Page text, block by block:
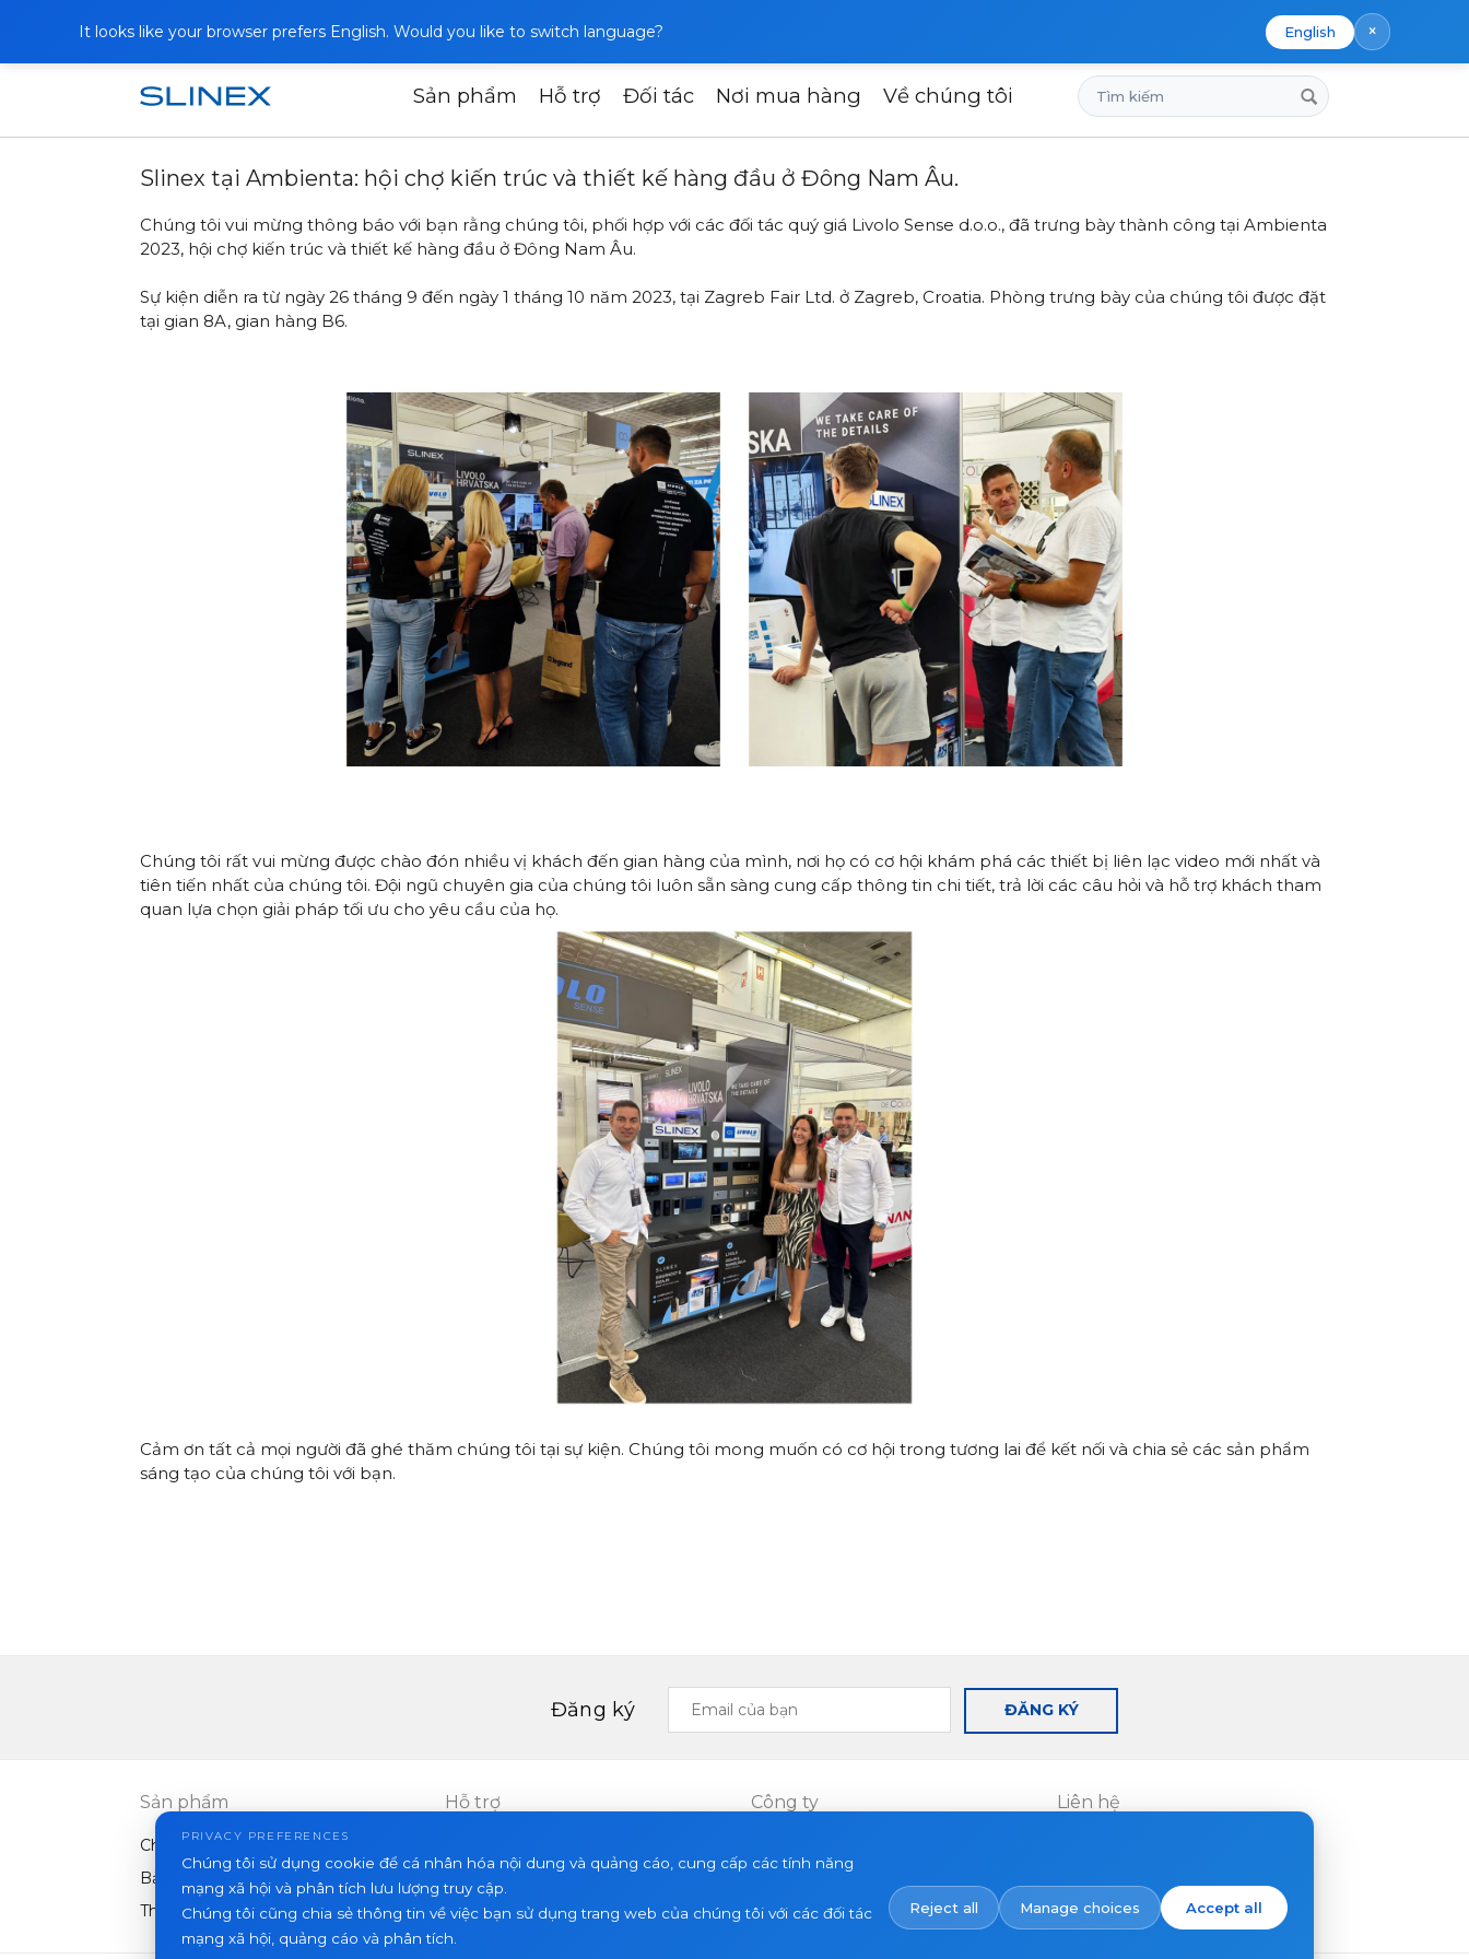
It looks like your browser prefers English. Would you like to switch language? English ×
Sản phẩm Hỗ trợ Đối tác Nơi mua hàng Về chúng tôi
Tìm
kiếm
Trang chủ Tin tức Slinex tại Ambienta: hội chợ kiến ​​trúc và thiết kế hàng đầu ở Đông Nam Âu.
Slinex tại Ambienta: hội chợ kiến ​​trúc và thiết kế hàng đầu ở Đông Nam Âu.
Chúng tôi vui mừng thông báo với bạn rằng chúng tôi, phối hợp với các đối tác quý giá Livolo Sense d.o.o., đã trưng bày thành công tại Ambienta
2023, hội chợ kiến ​​trúc và thiết kế hàng đầu ở Đông Nam Âu.
Sự kiện diễn ra từ ngày 26 tháng 9 đến ngày 1 tháng 10 năm 2023, tại Zagreb Fair Ltd. ở Zagreb, Croatia. Phòng trưng bày của chúng tôi được đặt
tại gian 8A, gian hàng B6.
Chúng tôi rất vui mừng được chào đón nhiều vị khách đến gian hàng của mình, nơi họ có cơ hội khám phá các thiết bị liên lạc video mới nhất và
tiên tiến nhất của chúng tôi. Đội ngũ chuyên gia của chúng tôi luôn sẵn sàng cung cấp thông tin chi tiết, trả lời các câu hỏi và hỗ trợ khách tham
quan lựa chọn giải pháp tối ưu cho yêu cầu của họ.
Cảm ơn tất cả mọi người đã ghé thăm chúng tôi tại sự kiện. Chúng tôi mong muốn có cơ hội trong tương lai để kết nối và chia sẻ các sản phẩm
sáng tạo của chúng tôi với bạn.
Đăng ký
Email
của
ĐĂNG KÝ
Sản phẩm
Chuông cửa video
Bảng điều khiển ngoài trời
Thiết bị khác
Hỗ trợ Công ty
Về chúng tôi
Tin tức
Liên hệ
PRIVACY PREFERENCES
Chúng tôi sử dụng cookie để cá nhân hóa nội dung và quảng cáo, cung cấp các tính năng
mạng xã hội và phân tích lưu lượng truy cập.
Chúng tôi cũng chia sẻ thông tin về việc bạn sử dụng trang web của chúng tôi với các đối tác
mạng xã hội, quảng cáo và phân tích.
Reject all Manage choices Accept all